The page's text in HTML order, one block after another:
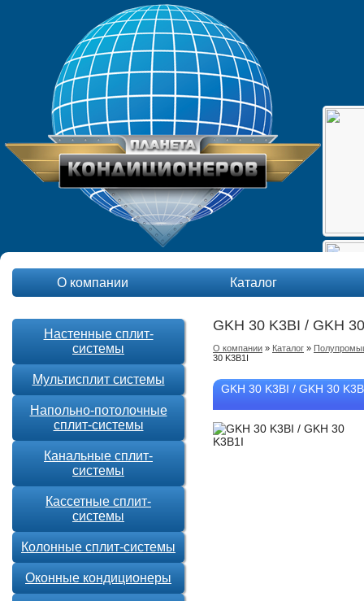
О компании Каталог
Настенные сплит-
системы
Мультисплит системы
Напольно-потолочные
сплит-системы
Канальные сплит-
системы
Кассетные сплит-
системы
Колонные сплит-системы
Оконные кондиционеры
GKH 30 K3BI / GKH
О компании » Каталог »
30 K3B1I
GKH 30 K3BI / GKH 30